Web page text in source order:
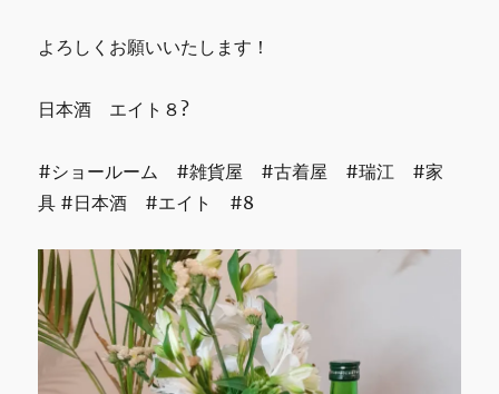
よろしくお願いいたします！
日本酒 エイト８?
#ショールーム #雑貨屋 #古着屋 #瑞江 #家
具 #日本酒 #エイト #8